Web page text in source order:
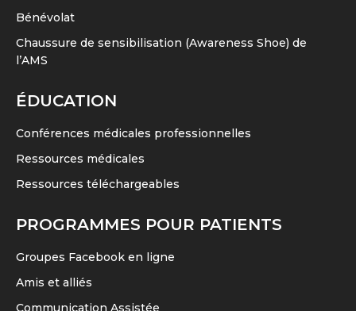
Bénévolat
Chaussure de sensibilisation (Awareness Shoe) de
l’AMS
ÉDUCATION
Conférences médicales professionnelles
Ressources médicales
Ressources téléchargeables
PROGRAMMES POUR PATIENTS
Groupes Facebook en ligne
Amis et alliés
Communication Assistée